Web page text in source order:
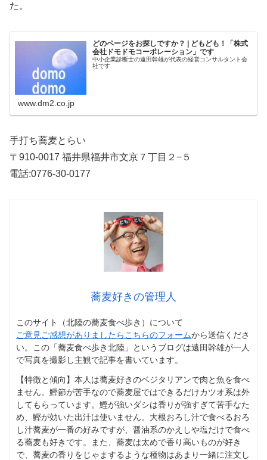
た。
どのページをお探しですか？ | どもども！「株式
会社ドモドモコーポレーション」です
中小企業診断士の遠田幹雄が代表の経営コンサルタント会
社です
www.dm2.co.jp
手打ち蕎麦とらい
〒910-0017 福井県福井市文京７丁目２−５
電話:0776-30-0177
蕎麦好きの管理人
このサイト（北陸の蕎麦食べ歩き）について
ご意見ご感想がありましたらこちらのフォームから送信くださ
い。この「蕎麦食べ歩き北陸」というブログは遠田幹雄が一人
で写真を撮影し主観で記事を書いています。
【特徴と傾向】本人は蕎麦好きのベジタリアンで肉と魚を食べ
ません。鰹節が苦手なので蕎麦屋ではできるだけカツオ系は外
してもらっています。鰹が強いダシは香りが強すぎて苦手なた
め、鰹が効いた出汁は使いません。大根おろし汁で食べるおろ
し汁蕎麦が一番の好みですが、醤油系のかえしや塩だけで食べ
る蕎麦も好きです。また、蕎麦は太めで香り高いものが好き
で、蕎麦の香りをじゃまするような種物はあまり一緒に注文し